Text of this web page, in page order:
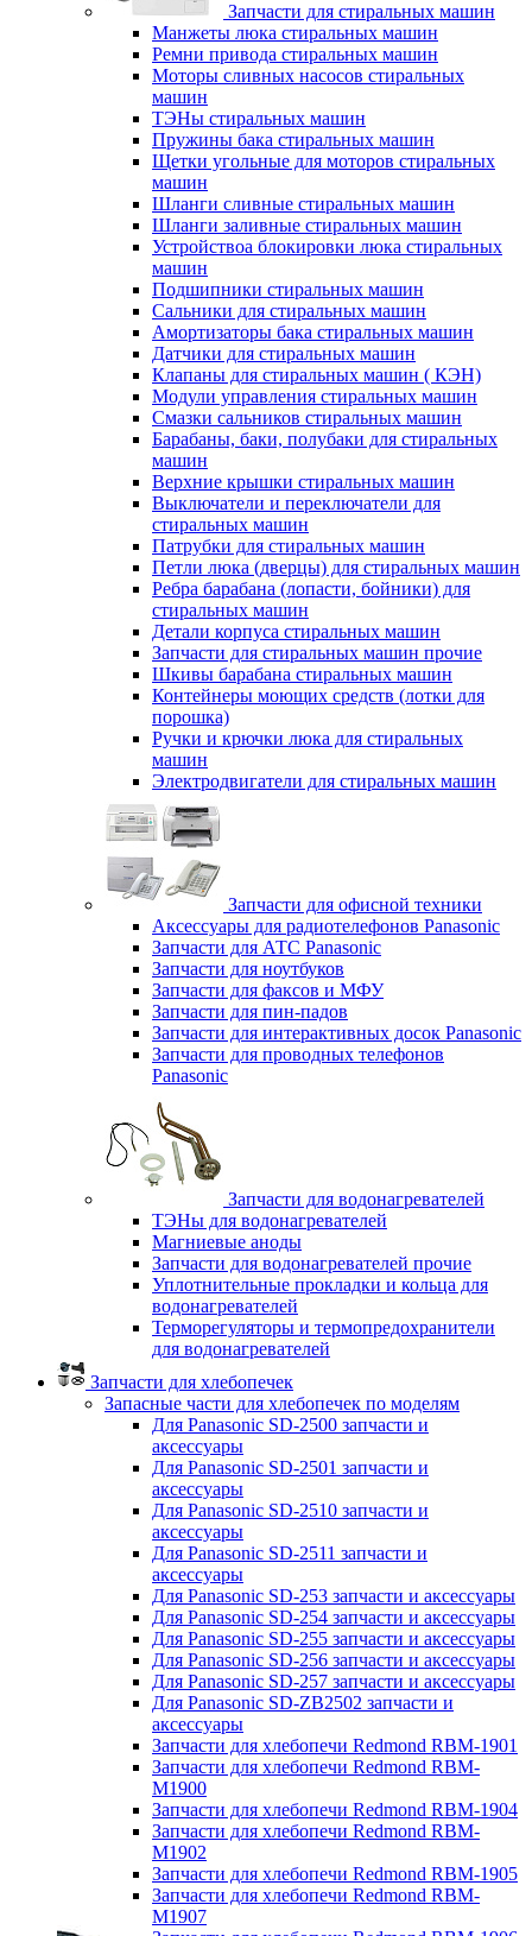
Запчасти для стиральных машин
Манжеты люка стиральных машин
Ремни привода стиральных машин
Моторы сливных насосов стиральных
машин
ТЭНы стиральных машин
Пружины бака стиральных машин
Щетки угольные для моторов стиральных
машин
Шланги сливные стиральных машин
Шланги заливные стиральных машин
Устройствоа блокировки люка стиральных
машин
Подшипники стиральных машин
Сальники для стиральных машин
Амортизаторы бака стиральных машин
Датчики для стиральных машин
Клапаны для стиральных машин ( КЭН)
Модули управления стиральных машин
Смазки сальников стиральных машин
Барабаны, баки, полубаки для стиральных
машин
Верхние крышки стиральных машин
Выключатели и переключатели для
стиральных машин
Патрубки для стиральных машин
Петли люка (дверцы) для стиральных машин
Ребра барабана (лопасти, бойники) для
стиральных машин
Детали корпуса стиральных машин
Запчасти для стиральных машин прочие
Шкивы барабана стиральных машин
Контейнеры моющих средств (лотки для
порошка)
Ручки и крючки люка для стиральных
машин
Электродвигатели для стиральных машин
Запчасти для офисной техники
Аксессуары для радиотелефонов Panasonic
Запчасти для АТС Panasonic
Запчасти для ноутбуков
Запчасти для факсов и МФУ
Запчасти для пин-падов
Запчасти для интерактивных досок Panasonic
Запчасти для проводных телефонов
Panasonic
Запчасти для водонагревателей
ТЭНы для водонагревателей
Магниевые аноды
Запчасти для водонагревателей прочие
Уплотнительные прокладки и кольца для
водонагревателей
Терморегуляторы и термопредохранители
для водонагревателей
Запчасти для хлебопечек
Запасные части для хлебопечек по моделям
Для Panasonic SD-2500 запчасти и
аксессуары
Для Panasonic SD-2501 запчасти и
аксессуары
Для Panasonic SD-2510 запчасти и
аксессуары
Для Panasonic SD-2511 запчасти и
аксессуары
Для Panasonic SD-253 запчасти и аксессуары
Для Panasonic SD-254 запчасти и аксессуары
Для Panasonic SD-255 запчасти и аксессуары
Для Panasonic SD-256 запчасти и аксессуары
Для Panasonic SD-257 запчасти и аксессуары
Для Panasonic SD-ZB2502 запчасти и
аксессуары
Запчасти для хлебопечи Redmond RBM-1901
Запчасти для хлебопечи Redmond RBM-
M1900
Запчасти для хлебопечи Redmond RBM-1904
Запчасти для хлебопечи Redmond RBM-
M1902
Запчасти для хлебопечи Redmond RBM-1905
Запчасти для хлебопечи Redmond RBM-
M1907